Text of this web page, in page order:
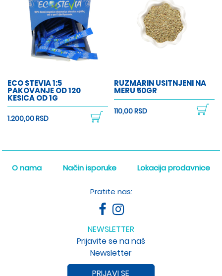
ECO STEVIA 1:5
PAKOVANJE OD 120
KESICA OD 1G
1.200,00 RSD
RUZMARIN USITNJENI NA
MERU 50GR
110,00 RSD
O nama Način isporuke Lokacija prodavnice
Pratite nas:
NEWSLETTER
Prijavite se na naš
Newsletter
PRIJAVI SE